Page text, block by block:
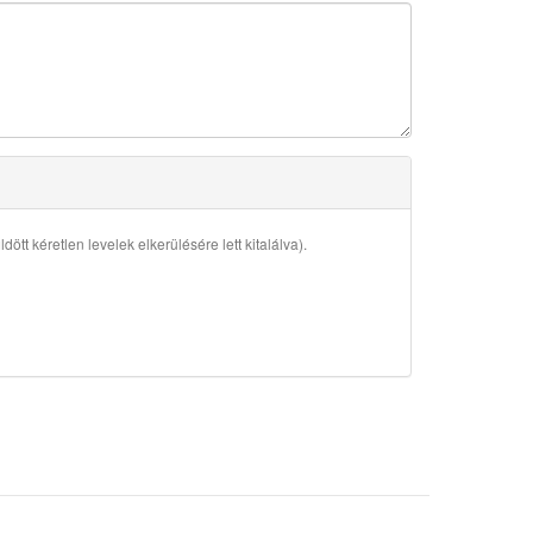
kéretlen levelek elkerülésére lett kitalálva).